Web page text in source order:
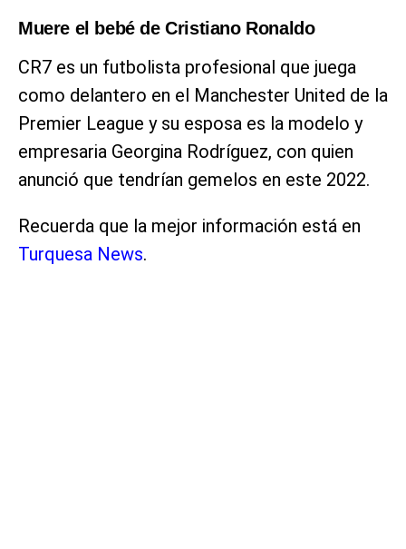
Muere el bebé de Cristiano Ronaldo
CR7 es un futbolista profesional que juega
como delantero en el Manchester United de la
Premier League y su esposa es la modelo y
empresaria Georgina Rodríguez, con quien
anunció que tendrían gemelos en este 2022.
Recuerda que la mejor información está en
Turquesa News.